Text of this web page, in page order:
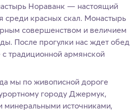
Нораванк — настоящий
красных скал. Монастырь
совершенством и величием
После прогулки нас ждет обед
традиционной армянской
мы по живописной дороге
городу Джермук,
минеральными источниками,